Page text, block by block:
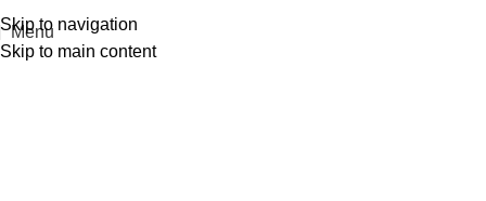
Skip to navigation
Skip to main content
Menu